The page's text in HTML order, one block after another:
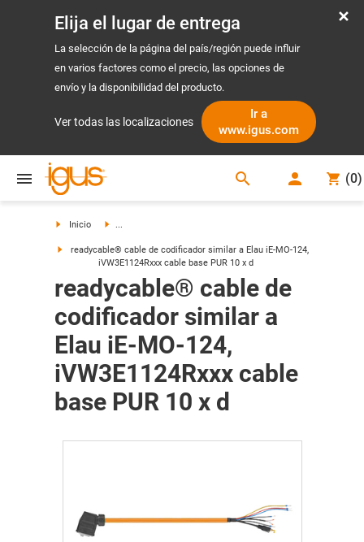
Elija el lugar de entrega
La selección de la página del país/región puede influir
en varios factores como el precio, las opciones de
envío y la disponibilidad del producto.
Ver todas las localizaciones
Ir a
www.igus.com
search (0)
Inicio ...
readycable® cable de codificador similar a Elau iE-MO-124,
iVW3E1124Rxxx cable base PUR 10 x d
readycable® cable de
codificador similar a
Elau iE-MO-124,
iVW3E1124Rxxx cable
base PUR 10 x d